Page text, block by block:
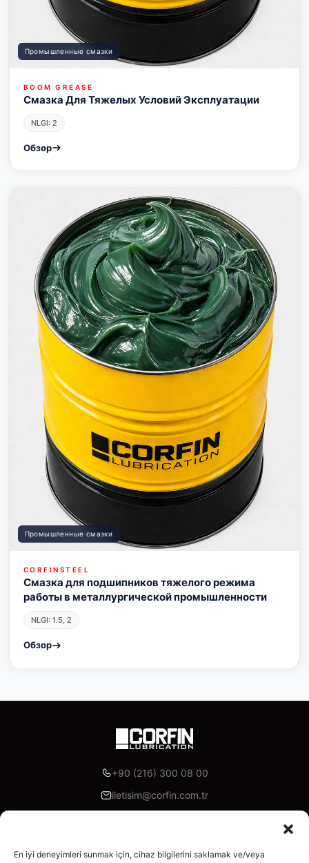
En iyi deneyimleri sunmak için, cihaz bilgilerini saklamak ve/veya
Промышленные смазки
BOOM GREASE
Смазка Для Тяжелых Условий Эксплуатации
NLGI: 2
Обзор
Промышленные смазки
CORFINSTEEL
Смазка для подшипников тяжелого режима
работы в металлургической промышленности
NLGI: 1.5, 2
Обзор
+90 (216) 300 08 00
iletisim@corfin.com.tr